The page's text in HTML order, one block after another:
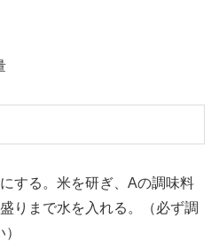
する。米を研ぎ、Aの調味料
りまで水を入れる。（必ず調